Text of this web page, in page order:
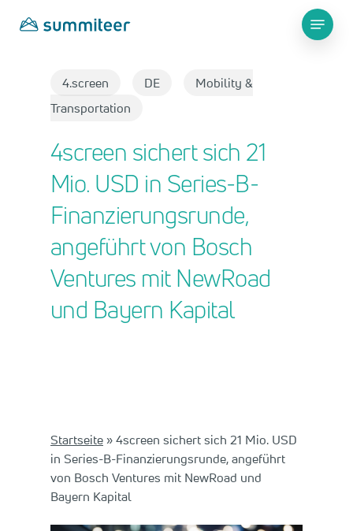
Menu
4.screen DE
Mobility &
Transportation
4screen sichert sich 21
Mio. USD in Series-B-
Finanzierungsrunde,
angeführt von Bosch
Ventures mit NewRoad
und Bayern Kapital
Startseite » 4screen sichert sich 21 Mio. USD
in Series-B-Finanzierungsrunde, angeführt
von Bosch Ventures mit NewRoad und
Bayern Kapital